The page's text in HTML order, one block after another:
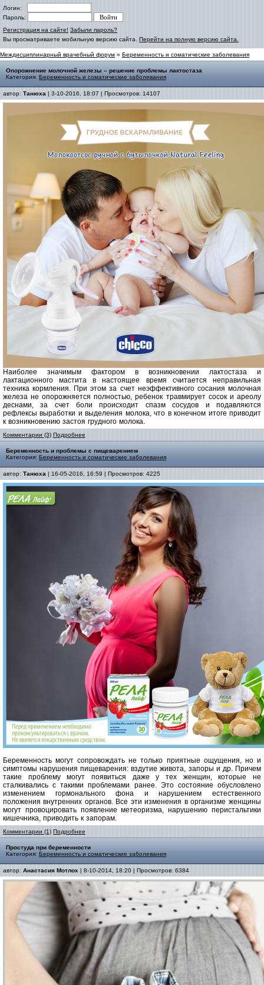
Логин:
Пароль:
Регистрация на сайте! Забыли пароль?
Вы просматриваете мобильную версию сайта. Перейти на полную версию сайта.
Междисциплинарный врачебный форум » Беременность и соматические заболевания
Опорожнение молочной железы – решение проблемы лактостаза
Категория: Беременность и соматические заболевания
автор: Танюха | 3-10-2016, 18:07 | Просмотров: 14107
Наиболее значимым фактором в возникновении лактостаза и
лактационного мастита в настоящее время считается неправильная
техника кормления. При этом за счет неэффективного сосания молочная
железа не опорожняется полностью, ребенок травмирует сосок и ареолу
деснами, за счет боли происходит спазм сосудов и подавляются
рефлексы выработки и выделения молока, что в конечном итоге приводит
к возникновению застоя грудного молока.
Комментарии (3) Подробнее
Беременность и проблемы с пищеварением
Категория: Беременность и соматические заболевания
автор: Танюха | 16-05-2016, 16:59 | Просмотров: 4225
Беременность могут сопровождать не только приятные ощущения, но и
симптомы нарушения пищеварения: вздутие живота, запоры и др. Причем
такие проблему могут появиться даже у тех женщин, которые не
сталкивались с такими проблемами ранее. Это состояние обусловлено
изменением гормонального фона и нарушением естественного
положения внутренних органов. Все эти изменения в организме женщины
могут провоцировать появление метеоризма, нарушению перистальтики
кишечника, приводить к запорам.
Комментарии (1) Подробнее
Простуда при беременности
Категория: Беременность и соматические заболевания
автор: Анастасия Мотлох | 8-10-2014, 18:20 | Просмотров: 6384